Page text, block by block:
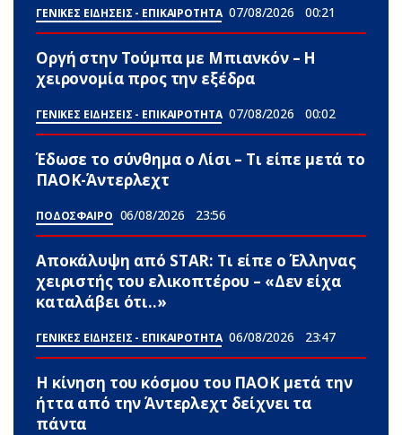
ΓΕΝΙΚΕΣ ΕΙΔΗΣΕΙΣ - ΕΠΙΚΑΙΡΟΤΗΤΑ 07/08/2026 00:21
Οργή στην Τούμπα με Μπιανκόν – Η
χειρονομία προς την εξέδρα
ΓΕΝΙΚΕΣ ΕΙΔΗΣΕΙΣ - ΕΠΙΚΑΙΡΟΤΗΤΑ 07/08/2026 00:02
Έδωσε το σύνθημα ο Λίσι – Τι είπε μετά το
ΠΑΟΚ-Άντερλεχτ
ΠΟΔΟΣΦΑΙΡΟ 06/08/2026 23:56
Αποκάλυψη από STAR: Τι είπε ο Έλληνας
χειριστής του ελικοπτέρου – «Δεν είχα
καταλάβει ότι..»
ΓΕΝΙΚΕΣ ΕΙΔΗΣΕΙΣ - ΕΠΙΚΑΙΡΟΤΗΤΑ 06/08/2026 23:47
Η κίνηση του κόσμου του ΠΑΟΚ μετά την
ήττα από την Άντερλεχτ δείχνει τα
πάντα